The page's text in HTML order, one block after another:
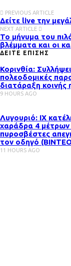
PREVIOUS ARTICLE
Δείτε live την
NEXT ARTICLE
Το μήνυμα του
βλέμματα και οι
ΔΕΙΤΕ ΕΠΙΣΗΣ
Κορινθία:
πολεοδομικές
διατάραξη κοινής
9 HOURS AGO
Λυγουριό: ΙΧ
χαράδρα 4 μέτρων
πυροσβέστες
τον οδηγό
11 HOURS AGO